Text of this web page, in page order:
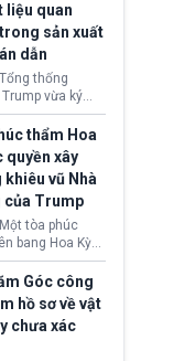
liệu quan
sản xuất
dẫn
thống
Trump vừa ký
áp thuế bổ
cùng cơ chế
nhập khẩu
ngặt đối với
và các sản
nguồn. Quyết
nhằm khôi
cung ứng
năng lượng
nội địa trước sự
của Trung
thẩm Hoa
quyền xây
khiêu vũ Nhà
của Trump
tòa phúc
bang Hoa Kỳ
quyết, chính
thống
không có
ý xây phòng
mới rộng
feet
Góc công
hồ sơ về vật
chưa xác